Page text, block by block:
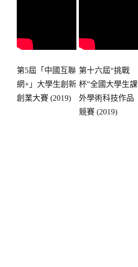
第5屆「中國互聯
網+」大學生創新
創業大賽 (2019)
第十六屆“挑戰
杯”全國大學生課
外學術科技作品
競賽 (2019)